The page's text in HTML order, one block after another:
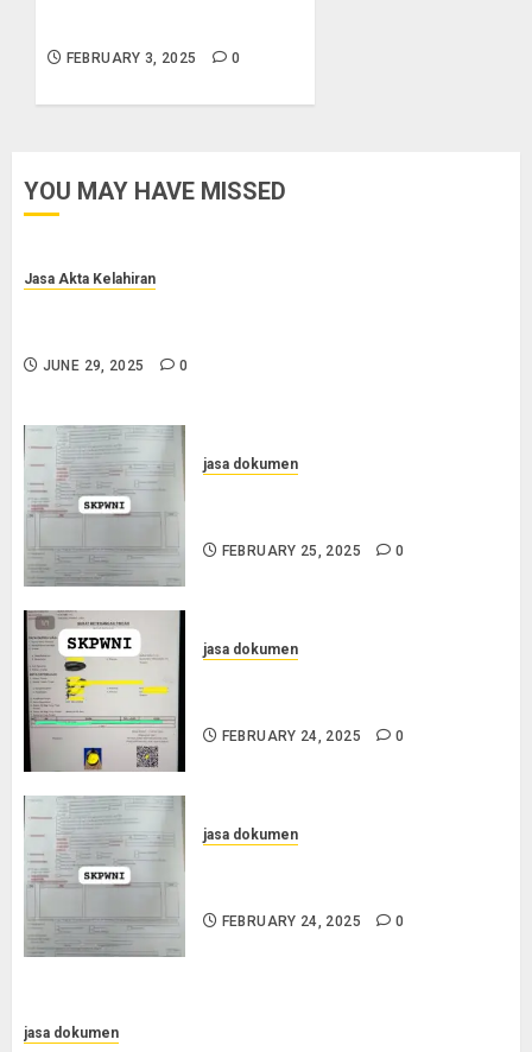
FEBRUARY 3, 2025 0
YOU MAY HAVE MISSED
Jasa Akta Kelahiran
JUNE 29, 2025 0
jasa dokumen
FEBRUARY 25, 2025 0
jasa dokumen
FEBRUARY 24, 2025 0
jasa dokumen
FEBRUARY 24, 2025 0
jasa dokumen